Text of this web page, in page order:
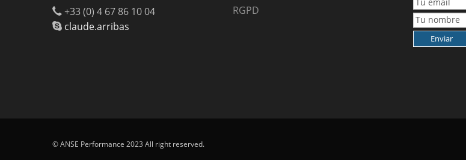
+33 (0) 4 67 86 10 04
claude.arribas
RGPD
© ANSE Performance 2023 All right reserved.